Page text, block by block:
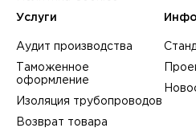
Услуги
Аудит производства
Таможенное
оформление
Изоляция трубопроводов
Возврат товара